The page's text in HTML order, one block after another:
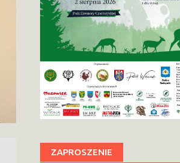
ZAPROSZENIE